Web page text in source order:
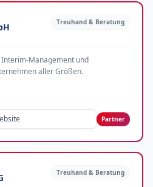
Treuhand & Beratung
Management und
aller Größen.
Partner
Treuhand & Beratung